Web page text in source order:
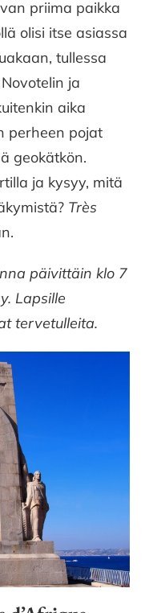
priima paikka
olisi itse asiassa
tullessa
ja
aika
perheen pojat
geokätkön.
ja kysyy, mitä
Très
päivittäin klo 7
Lapsille
tervetulleita.